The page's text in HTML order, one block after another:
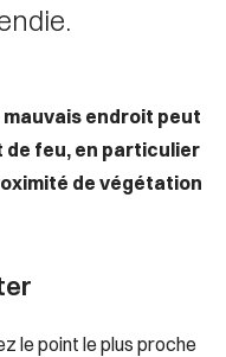
endroit peut
feu, en particulier
de végétation
le point le plus proche